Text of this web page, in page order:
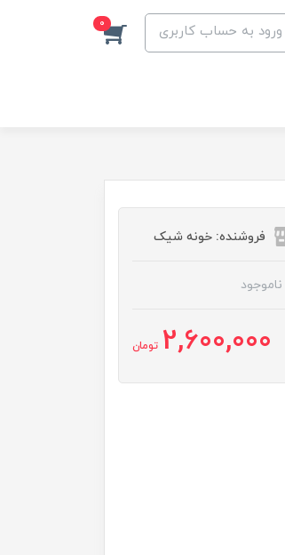
ورود به حساب کاربری 0
فروشنده: خونه شیک
ناموجود
2,600,000 تومان